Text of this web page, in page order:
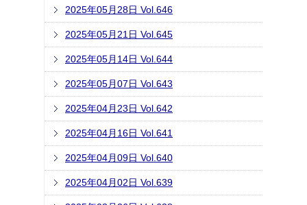
2025年05月28日 Vol.646
2025年05月21日 Vol.645
2025年05月14日 Vol.644
2025年05月07日 Vol.643
2025年04月23日 Vol.642
2025年04月16日 Vol.641
2025年04月09日 Vol.640
2025年04月02日 Vol.639